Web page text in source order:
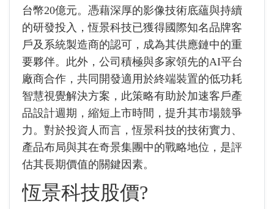
台幣20億元。憑藉深厚的影像技術底蘊與持續
的研發投入，恆景科技已獲得國際知名品牌客
戶及系統製造商的認可，成為其供應鏈中的重
要夥伴。此外，公司積極與多家領先的AI平台
廠商合作，共同開發適用於終端裝置的低功耗
智慧視覺解決方案，此策略有助於加速客戶產
品設計週期，縮短上市時間，提升其市場競爭
力。對於投資人而言，恆景科技的技術實力、
產品布局與其在奇景集團中的戰略地位，是評
估其長期價值的關鍵因素。
恆景科技股價?